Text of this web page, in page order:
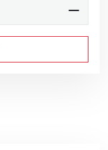
—